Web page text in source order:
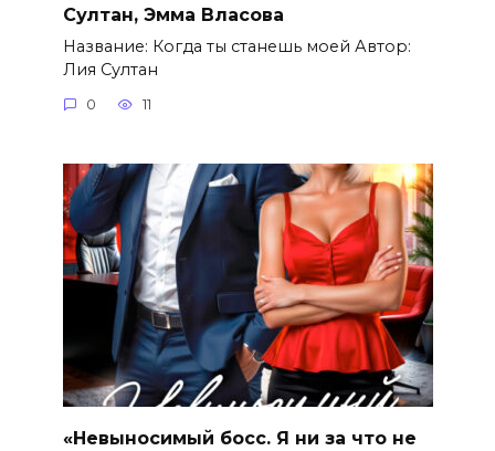
Султан, Эмма Власова
Название: Когда ты станешь моей Автор:
Лия Султан
0 11
«Невыносимый босс. Я ни за что не